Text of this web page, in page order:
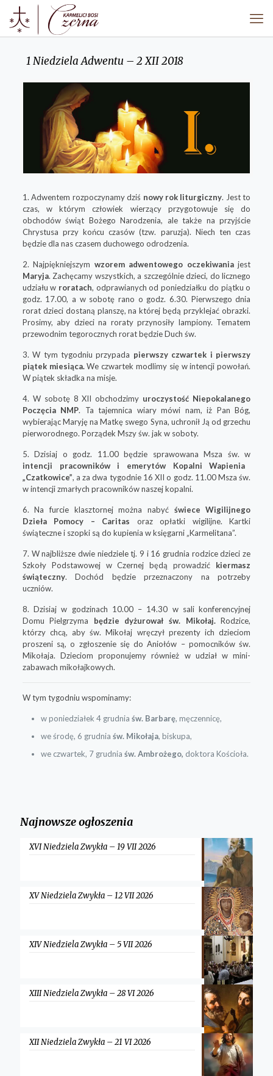
1 Niedziela Adwentu – 2 XII 2018
1. Adwentem rozpoczynamy dziś nowy rok liturgiczny. Jest to
czas, w którym człowiek wierzący przygotowuje się do
obchodów świąt Bożego Narodzenia, ale także na przyjście
Chrystusa przy końcu czasów (tzw. paruzja). Niech ten czas
będzie dla nas czasem duchowego odrodzenia.
2. Najpiękniejszym wzorem adwentowego oczekiwaniajest
Maryja. Zachęcamy wszystkich, a szczególnie dzieci, do licznego
udziału w roratach, odprawianych od poniedziałku do piątku o
godz. 17.00, a w sobotę rano o godz. 6.30. Pierwszego dnia
rorat dzieci dostaną planszę, na której będą przyklejać obrazki.
Prosimy, aby dzieci na roraty przynosiły lampiony. Tematem
przewodnim tegorocznych rorat będzie Duch św.
3. W tym tygodniu przypada pierwszy czwartek i pierwszy
piątek miesiąca.We czwartek modlimy się w intencji powołań.
W piątek składka na misje.
4. W sobotę 8 XII obchodzimy uroczystość Niepokalanego
Poczęcia NMP. Ta tajemnica wiary mówi nam, iż Pan Bóg,
wybierając Maryję na Matkę swego Syna, uchronił Ją od grzechu
pierworodnego. Porządek Mszy św. jak w soboty.
5. Dzisiaj o godz. 11.00 będzie sprawowana Msza św. w
intencji pracowników i emerytów Kopalni Wapienia
„Czatkowice”, a za dwa tygodnie 16 XII o godz. 11.00 Msza św.
w intencji zmarłych pracowników naszej kopalni.
6. Na furcie klasztornej można nabyć świece Wigilijnego
Dzieła Pomocy – Caritas oraz opłatki wigilijne. Kartki
świąteczne i szopki są do kupienia w księgarni „Karmelitana”.
7. W najbliższe dwie niedziele tj. 9 i 16 grudnia rodzice dzieci ze
Szkoły Podstawowej w Czernej będą prowadzić kiermasz
świąteczny. Dochód będzie przeznaczony na potrzeby
uczniów.
8. Dzisiaj w godzinach 10.00 – 14.30 w sali konferencyjnej
Domu Pielgrzyma będzie dyżurował św. Mikołaj.Rodzice,
którzy chcą, aby św. Mikołaj wręczył prezenty ich dzieciom
proszeni są, o zgłoszenie się do Aniołów – pomocników św.
Mikołaja. Dzieciom proponujemy również w udział w mini-
zabawach mikołajkowych.
W tym tygodniu wspominamy:
w poniedziałek 4 grudnia św. Barbarę, męczennicę,
we środę, 6 grudnia św. Mikołaja, biskupa,
we czwartek, 7 grudnia św. Ambrożego, doktora Kościoła.
Najnowsze ogłoszenia
XVI Niedziela Zwykła – 19 VII 2026
XV Niedziela Zwykła – 12 VII 2026
XIV Niedziela Zwykła – 5 VII 2026
XIII Niedziela Zwykła – 28 VI 2026
XII Niedziela Zwykła – 21 VI 2026